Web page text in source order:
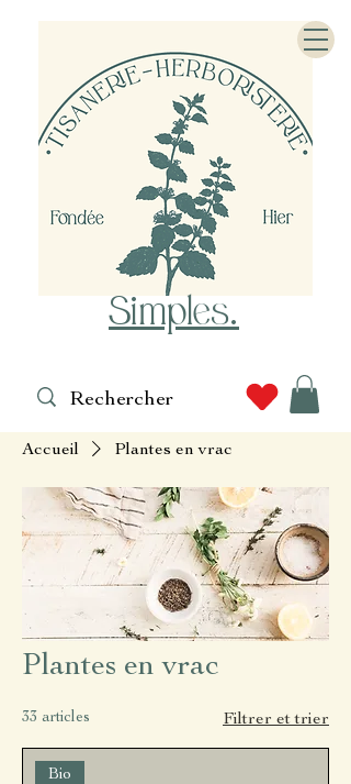
Simples.
Accueil Plantes en vrac
Plantes en vrac
33 articles Filtrer et trier
Bio